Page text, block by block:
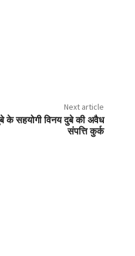
Next article
के सहयोगी विनय दुबे की अवैध
संपत्ति कुर्क